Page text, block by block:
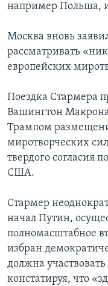
например Польша,
Москва вновь
рассматривать
европейских
Поездка Стармера
Вашингтон
Трампом
миротворческих
твердого согласия
США.
Стармер
начал Путин,
полномасштабное
избран
должна
констатируя, что